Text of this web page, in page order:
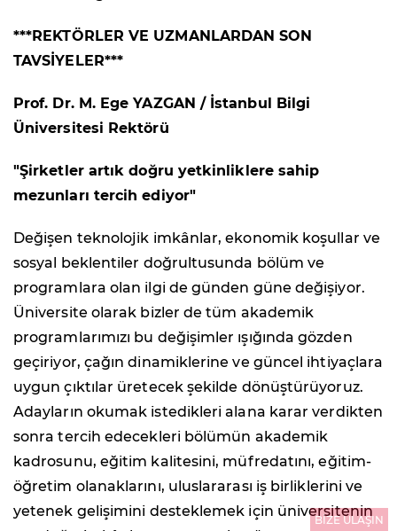
***REKTÖRLER VE UZMANLARDAN SON
TAVSİYELER***
Prof. Dr. M. Ege YAZGAN / İstanbul Bilgi
Üniversitesi Rektörü
"Şirketler artık doğru yetkinliklere sahip
mezunları tercih ediyor"
Değişen teknolojik imkânlar, ekonomik koşullar ve
sosyal beklentiler doğrultusunda bölüm ve
programlara olan ilgi de günden güne değişiyor.
Üniversite olarak bizler de tüm akademik
programlarımızı bu değişimler ışığında gözden
geçiriyor, çağın dinamiklerine ve güncel ihtiyaçlara
uygun çıktılar üretecek şekilde dönüştürüyoruz.
Adayların okumak istedikleri alana karar verdikten
sonra tercih edecekleri bölümün akademik
kadrosunu, eğitim kalitesini, müfredatını, eğitim-
öğretim olanaklarını, uluslararası iş birliklerini ve
yetenek gelişimini desteklemek için üniversitenin
BİZE ULAŞIN